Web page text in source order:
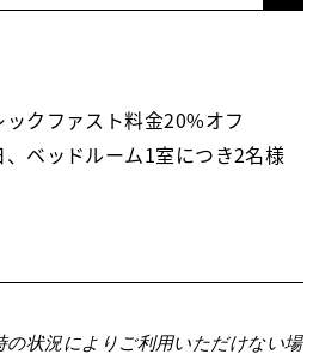
クファスト料金20%オフ
、ベッドルーム1室につき2名様
状況によりご利用いただけない場